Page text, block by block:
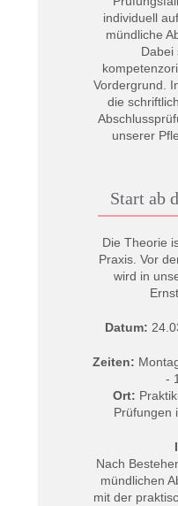
individuell
mündliche
Dabei
Vordergrund.
die
unserer
Start ab
Die Theorie
Praxis. Vor
wird in
Datum:
Zeiten:
-
Ort:
Prüfungen
Nach
mündlichen
mit der